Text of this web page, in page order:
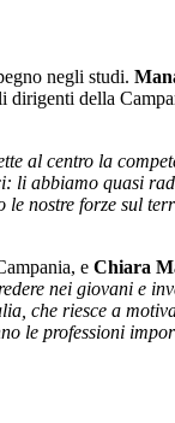
negli studi.
dirigenti della
al centro la
li abbiamo quasi
nostre forze sul
e Chiara
nei giovani e
che riesce a
le professioni